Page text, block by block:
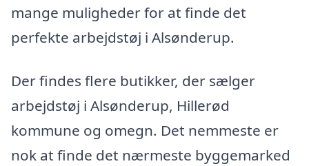
mange muligheder for at finde det
perfekte arbejdstøj i Alsønderup.
Der findes flere butikker, der sælger
arbejdstøj i Alsønderup, Hillerød
kommune og omegn. Det nemmeste er
nok at finde det nærmeste byggemarked